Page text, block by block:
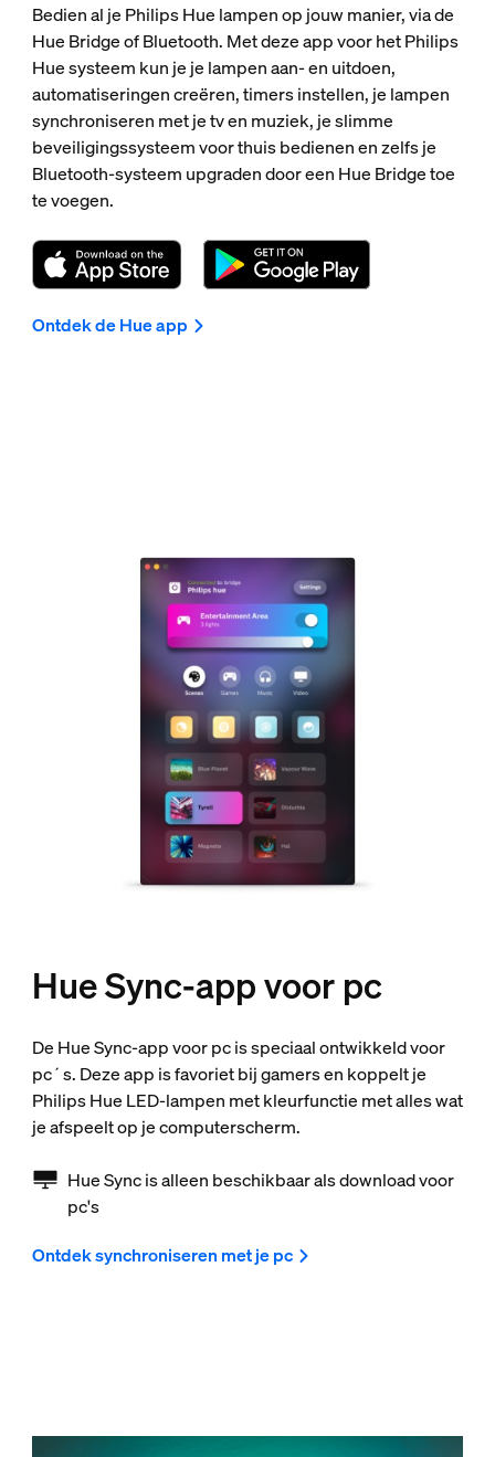
Bedien al je Philips Hue lampen op jouw manier, via de
Hue Bridge of Bluetooth. Met deze app voor het Philips
Hue systeem kun je je lampen aan- en uitdoen,
automatiseringen creëren, timers instellen, je lampen
synchroniseren met je tv en muziek, je slimme
beveiligingssysteem voor thuis bedienen en zelfs je
Bluetooth-systeem upgraden door een Hue Bridge toe
te voegen.
Ontdek de Hue app
Hue Sync-app voor pc
De Hue Sync-app voor pc is speciaal ontwikkeld voor
pc´s. Deze app is favoriet bij gamers en koppelt je
Philips Hue LED-lampen met kleurfunctie met alles wat
je afspeelt op je computerscherm.
Hue Sync is alleen beschikbaar als download voor
pc's
Ontdek synchroniseren met je pc